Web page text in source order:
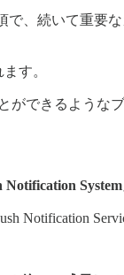
、続いて重要
す。
ができるような
Notification